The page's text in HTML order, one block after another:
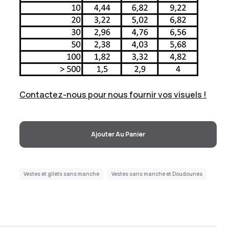
Contactez-nous pour nous fournir vos visuels !
Ajouter Au Panier
Vestes et gilets sans manche Vestes sans manche et Doudounes